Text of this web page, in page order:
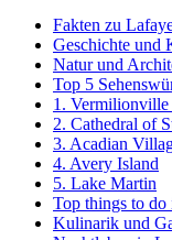
Fakten zu
Geschichte und
Natur und
Top 5
1.
2. Cathedral of
3. Acadian
4. Avery Island
5. Lake Martin
Top things to
Kulinarik und